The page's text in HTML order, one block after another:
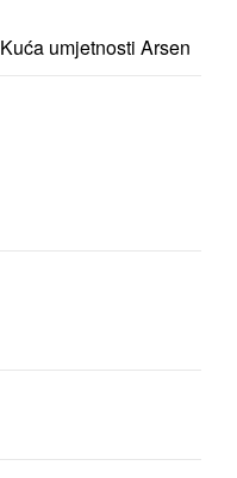
Kuća umjetnosti Arsen